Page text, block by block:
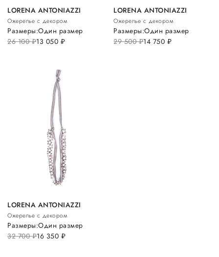
LORENA ANTONIAZZI
Ожерелье с декором
26 100руб.13 050 руб.
Размеры:Один размер
LORENA ANTONIAZZI
Ожерелье с декором
29 500руб.14 750 руб.
Размеры:Один размер
LORENA ANTONIAZZI
Ожерелье с декором
32 700руб.16 350 руб.
Размеры:Один размер